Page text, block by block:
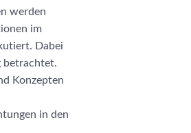
werden
im
Dabei
betrachtet.
Konzepten
in den